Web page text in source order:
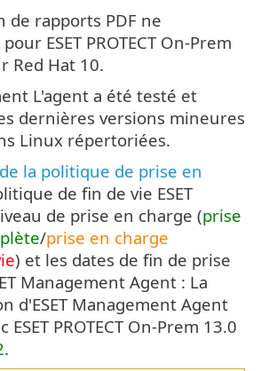
de rapports PDF ne
ESET PROTECT On-Prem
Red Hat 10.
L'agent a été testé et
dernières versions mineures
Linux répertoriées.
la politique de prise en
de fin de vie ESET
de prise en charge (prise
/prise en charge
) et les dates de fin de prise
Management Agent : La
d'ESET Management Agent
PROTECT On-Prem 13.0
.